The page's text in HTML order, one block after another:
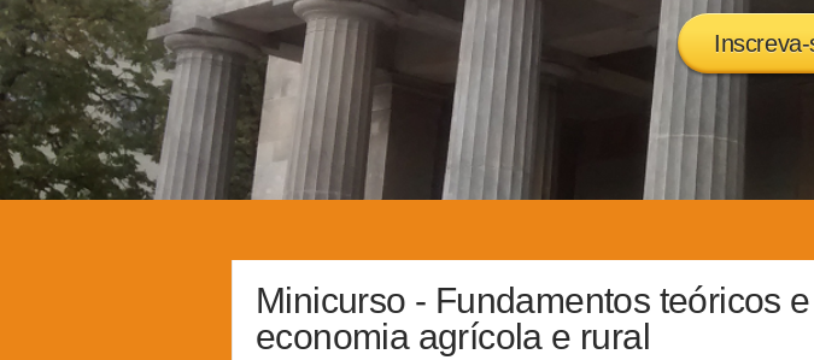
Minicurso - Fundamentos teóricos
economia agrícola e rural